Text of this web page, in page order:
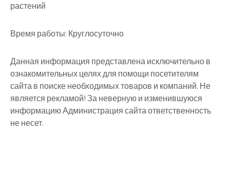
растений
Время работы: Круглосуточно
Данная информация представлена исключительно в
ознакомительных целях для помощи посетителям
сайта в поиске необходимых товаров и компаний. Не
является рекламой! За неверную и изменившуюся
информацию Администрация сайта ответственность
не несет.